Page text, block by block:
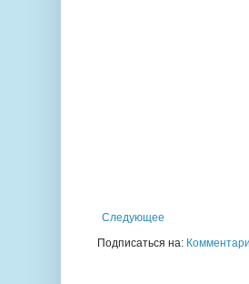
Следующее
Подписаться на: